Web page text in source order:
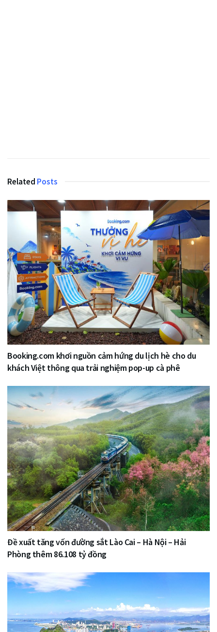
Related Posts
Booking.com khơi nguồn cảm hứng du lịch hè cho du
khách Việt thông qua trải nghiệm pop-up cà phê
Đề xuất tăng vốn đường sắt Lào Cai – Hà Nội – Hải
Phòng thêm 86.108 tỷ đồng